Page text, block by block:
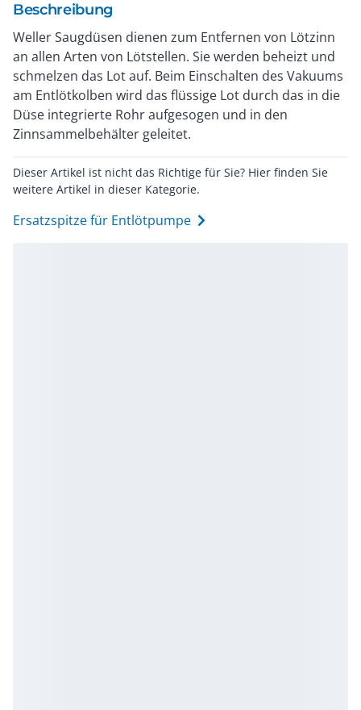
Beschreibung
Weller Saugdüsen dienen zum Entfernen von Lötzinn
an allen Arten von Lötstellen. Sie werden beheizt und
schmelzen das Lot auf. Beim Einschalten des Vakuums
am Entlötkolben wird das flüssige Lot durch das in die
Düse integrierte Rohr aufgesogen und in den
Zinnsammelbehälter geleitet.
Dieser Artikel ist nicht das Richtige für Sie? Hier finden Sie
weitere Artikel in dieser Kategorie.
Ersatzspitze für Entlötpumpe